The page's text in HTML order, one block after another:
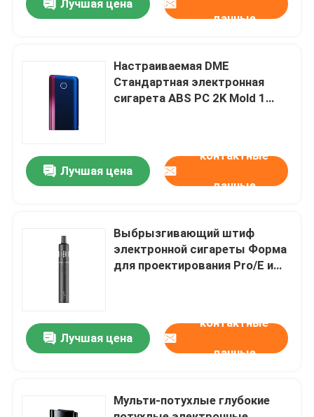
Домой
VR Шоу
Экскурсия по фабрике
Контроль качества
Контакт с нами
Новости
Запросить расценки
Лучшая цена
данные
Настраиваемая DME
Стандартная электронная
сигарета ABS PC 2K Mold 1
Лучшая цена
контактные
данные
Выбрызгивающий штиф
электронной сигареты Форма
для проектирования Pro/E и
/ воздушная перевозка
Лучшая цена
контактные
данные
Мульти-потухлые глубокие